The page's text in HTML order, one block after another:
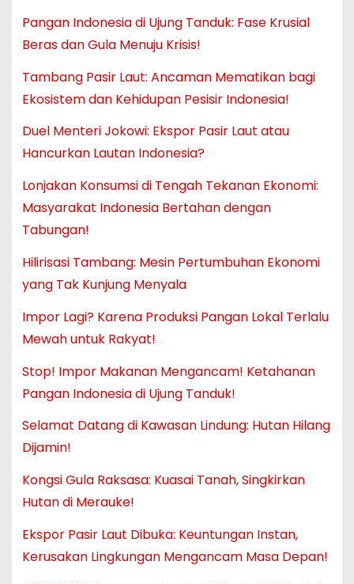
Pangan Indonesia di Ujung Tanduk: Fase Krusial
Beras dan Gula Menuju Krisis!
Tambang Pasir Laut: Ancaman Mematikan bagi
Ekosistem dan Kehidupan Pesisir Indonesia!
Duel Menteri Jokowi: Ekspor Pasir Laut atau
Hancurkan Lautan Indonesia?
Lonjakan Konsumsi di Tengah Tekanan Ekonomi:
Masyarakat Indonesia Bertahan dengan
Tabungan!
Hilirisasi Tambang: Mesin Pertumbuhan Ekonomi
yang Tak Kunjung Menyala
Impor Lagi? Karena Produksi Pangan Lokal Terlalu
Mewah untuk Rakyat!
Stop! Impor Makanan Mengancam! Ketahanan
Pangan Indonesia di Ujung Tanduk!
Selamat Datang di Kawasan Lindung: Hutan Hilang
Dijamin!
Kongsi Gula Raksasa: Kuasai Tanah, Singkirkan
Hutan di Merauke!
Ekspor Pasir Laut Dibuka: Keuntungan Instan,
Kerusakan Lingkungan Mengancam Masa Depan!